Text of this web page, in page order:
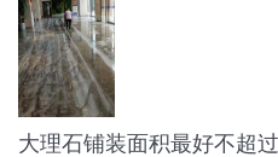
大理石铺装面积最好不超